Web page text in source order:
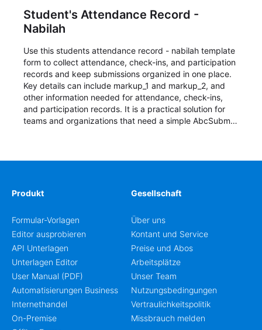
Student's Attendance Record -
Nabilah
Use this students attendance record - nabilah template
form to collect attendance, check-ins, and participation
records and keep submissions organized in one place.
Key details can include markup_1 and markup_2, and
other information needed for attendance, check-ins,
and participation records. It is a practical solution for
teams and organizations that need a simple AbcSubmit
Produkt
Formular-Vorlagen
Editor ausprobieren
API Unterlagen
Unterlagen Editor
User Manual (PDF)
Automatisierungen Business
Internethandel
On-Premise
Gesellschaft
Über uns
Kontant und Service
Preise und Abos
Arbeitsplätze
Unser Team
Nutzungsbedingungen
Vertraulichkeitspolitik
Missbrauch melden